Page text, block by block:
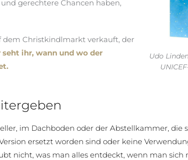
gerechtere Chancen haben,
dem Christkindlmarkt verkauft, der
seht ihr, wann und wo der
Udo
im Dachboden oder der Abstellkammer, die
ersetzt worden sind oder keine
nicht, was man alles entdeckt, wenn man sich